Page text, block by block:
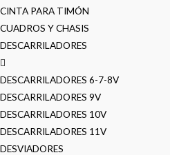
CINTA PARA TIMÓN
CUADROS Y CHASIS
DESCARRILADORES
DESCARRILADORES 6-7-8V
DESCARRILADORES 9V
DESCARRILADORES 10V
DESCARRILADORES 11V
DESVIADORES